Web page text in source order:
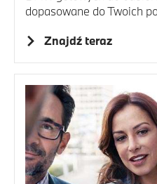
dopasowane do Twoich
Znajdź teraz